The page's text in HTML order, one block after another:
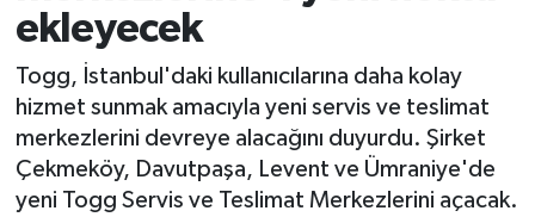
ekleyecek
Togg, İstanbul'daki kullanıcılarına daha kolay
hizmet sunmak amacıyla yeni servis ve teslimat
merkezlerini devreye alacağını duyurdu. Şirket
Çekmeköy, Davutpaşa, Levent ve Ümraniye'de
yeni Togg Servis ve Teslimat Merkezlerini açacak.
SPOR
MAGAZİN
KÜLTÜR SANAT
SAĞLIK
Tüm Manşetler
Son Dakika Haberleri
Haber Arşivi